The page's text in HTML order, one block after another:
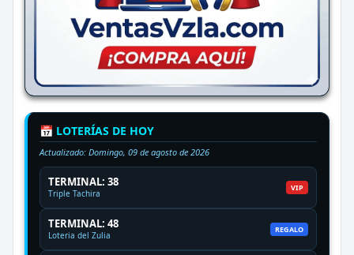
📅 LOTERÍAS DE HOY
Actualizado: Domingo, 09 de agosto de 2026
TERMINAL: 38
Triple Tachira
VIP
TERMINAL: 48
Loteria del Zulia
REGALO